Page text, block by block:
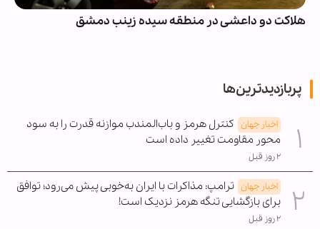
هلاکت دو داعشی در منطقه سیده زینب دمشق
پربازدیدترین‌ها
اخبار جهان کنترل هرمز و باب‌المندب موازنه قدرت را به سود
محور مقاومت تغییر داده است
۲ روز قبل
اخبار جهان ترامپ: مذاکرات با ایران به‌خوبی پیش می‌رود؛ توافق
برای بازگشایی تنگه هرمز نزدیک است!
۲ روز قبل